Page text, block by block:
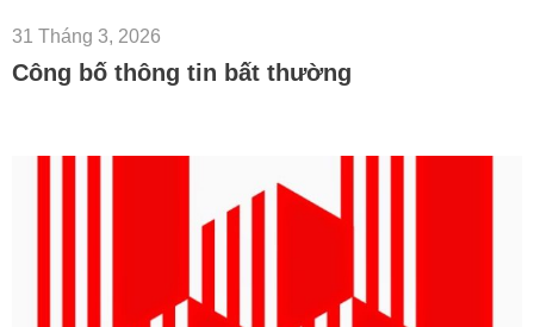
31 Tháng 3, 2026
Công bố thông tin bất thường